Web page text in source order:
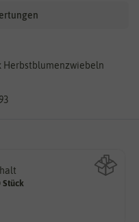
Herbstblumenzwiebeln
StückWie viel ist enthalten